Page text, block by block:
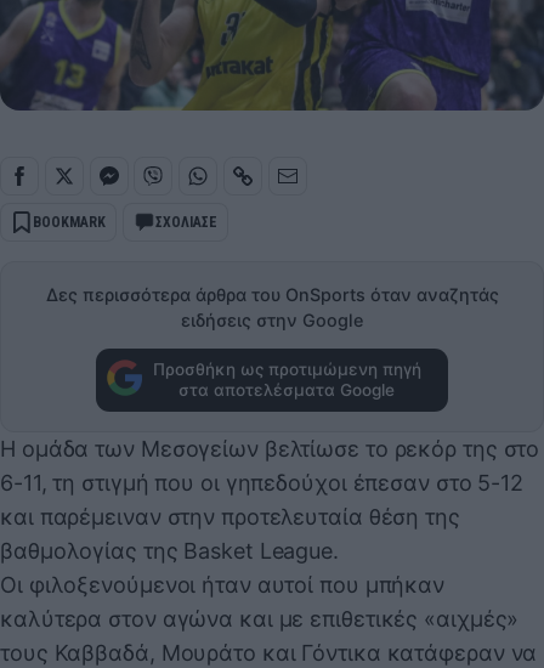
BOOKMARK ΣΧΟΛΙΑΣΕ
Δες περισσότερα άρθρα του OnSports όταν αναζητάς
ειδήσεις στην Google
Προσθήκη ως προτιμώμενη πηγή
στα αποτελέσματα Google
Η ομάδα των Μεσογείων βελτίωσε το ρεκόρ της στο
6-11, τη στιγμή που οι γηπεδούχοι έπεσαν στο 5-12
και παρέμειναν στην προτελευταία θέση της
βαθμολογίας της Basket League.
Οι φιλοξενούμενοι ήταν αυτοί που μπήκαν
καλύτερα στον αγώνα και με επιθετικές «αιχμές»
τους Καββαδά, Μουράτο και Γόντικα κατάφεραν να